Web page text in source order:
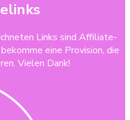
Links sind Affiliate-
eine Provision, die
Vielen Dank!